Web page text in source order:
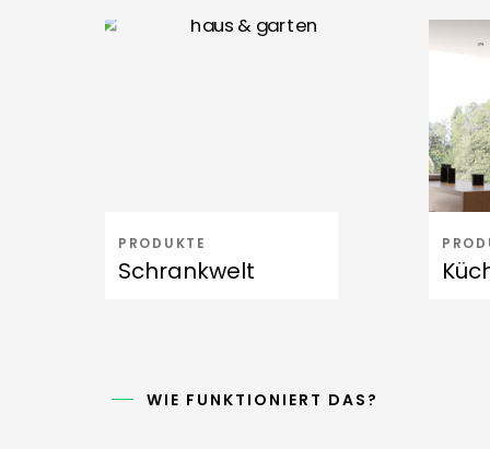
PRODUKTE
Schrankwelt
WIE FUNKTIONIERT DAS?